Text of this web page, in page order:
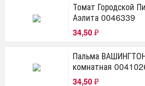
Томат Городской
Аэлита 0046339
34,50 ₽
Пальма
комнатная
34,50 ₽